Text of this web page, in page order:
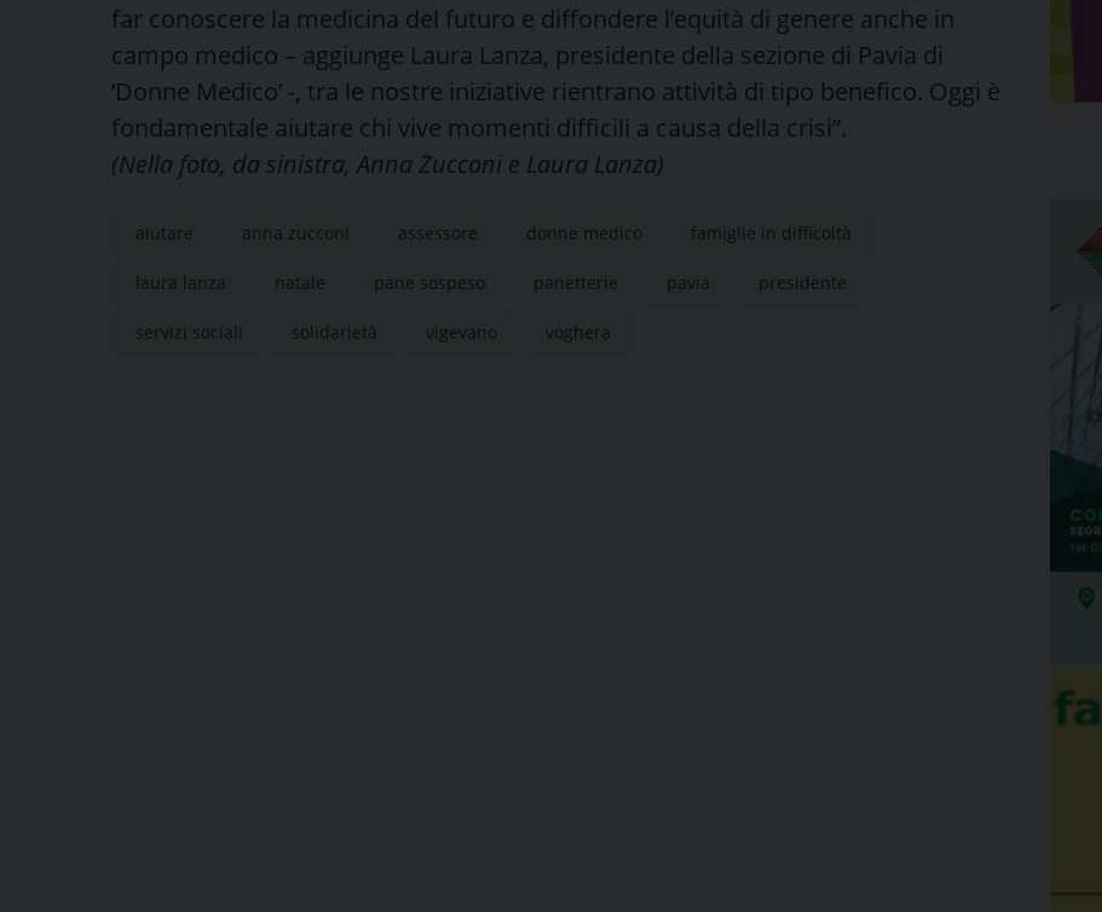
far conoscere la medicina del futuro e diffondere l’equità di genere anche in
campo medico – aggiunge Laura Lanza, presidente della sezione di Pavia di
‘Donne Medico’ -, tra le nostre iniziative rientrano attività di tipo benefico. Oggi è
fondamentale aiutare chi vive momenti difficili a causa della crisi”.
(Nella foto, da sinistra, Anna Zucconi e Laura Lanza)
aiutare anna zucconi assessore donne medico famiglie in difficoltà
laura lanza natale pane sospeso panetterie pavia presidente
servizi sociali solidarietà vigevano voghera